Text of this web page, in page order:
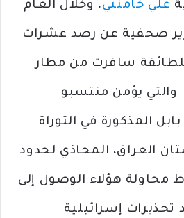
علي خامنئي، وخلال العام
صحفية عن رصد عشرات
للطائفة سافرت من مطار
– والتي يؤمن منتسبو
المذكورة في التوراة –
العراق، المحاذي لحدود
محاولة هؤلاء الوصول إلى
تحذيرات إسرائيلية